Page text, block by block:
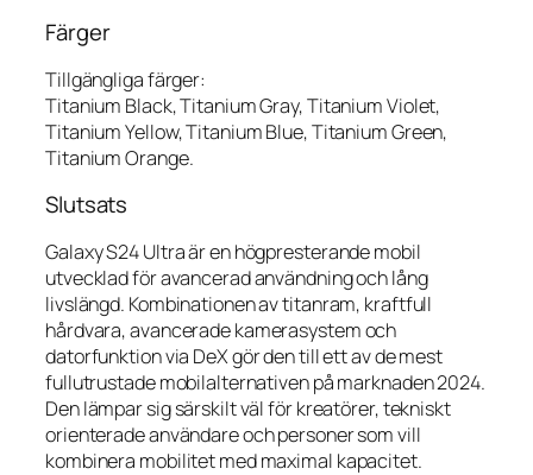
Färger
Tillgängliga färger:
Titanium Black, Titanium Gray, Titanium Violet,
Titanium Yellow, Titanium Blue, Titanium Green,
Titanium Orange.
Slutsats
Galaxy S24 Ultra är en högpresterande mobil
utvecklad för avancerad användning och lång
livslängd. Kombinationen av titanram, kraftfull
hårdvara, avancerade kamerasystem och
datorfunktion via DeX gör den till ett av de mest
fullutrustade mobilalternativen på marknaden 2024.
Den lämpar sig särskilt väl för kreatörer, tekniskt
orienterade användare och personer som vill
kombinera mobilitet med maximal kapacitet.